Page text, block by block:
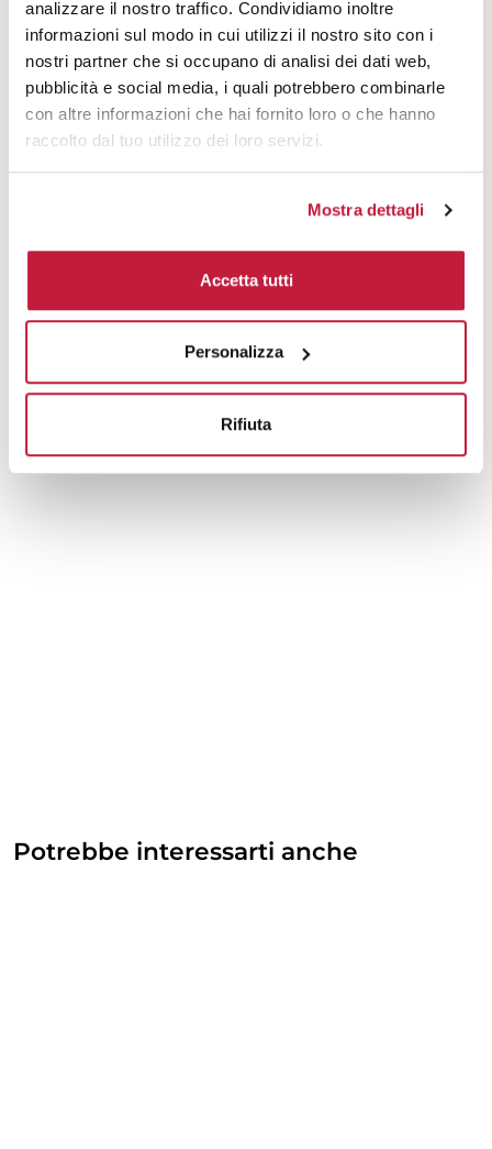
analizzare il nostro traffico. Condividiamo inoltre
informazioni sul modo in cui utilizzi il nostro sito con i
nostri partner che si occupano di analisi dei dati web,
pubblicità e social media, i quali potrebbero combinarle
con altre informazioni che hai fornito loro o che hanno
raccolto dal tuo utilizzo dei loro servizi.
Mostra dettagli
Accetta tutti
Personalizza
Rifiuta
Domande e risposte
Prodotti alternativi
Potrebbe interessarti anche